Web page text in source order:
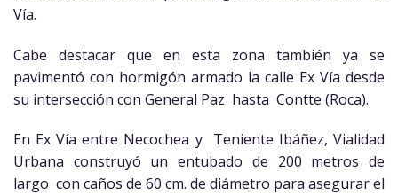
Vía.
Cabe destacar que en esta zona también ya se
pavimentó con hormigón armado la calle Ex Vía desde
su intersección con General Paz hasta Contte (Roca).
En Ex Vía entre Necochea y Teniente Ibáñez, Vialidad
Urbana construyó un entubado de 200 metros de
largo con caños de 60 cm. de diámetro para asegurar el